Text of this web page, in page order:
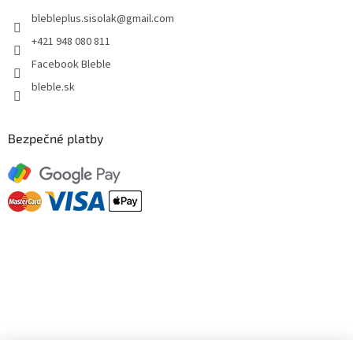
blebleplus.sisolak@gmail.com
+421 948 080 811
Facebook Bleble
bleble.sk
Bezpečné platby